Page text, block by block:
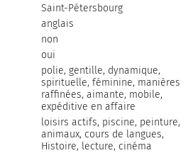
Saint-Pétersbourg
anglais
non
oui
polie, gentille, dynamique,
spirituelle, féminine, manières
raffinées, aimante, mobile,
expéditive en affaire
loisirs actifs, piscine, peinture,
animaux, сours de langues,
Histoire, lecture, cinéma